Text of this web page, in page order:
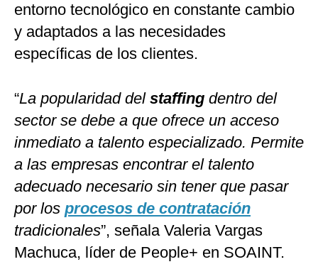
entorno tecnológico en constante cambio
y adaptados a las necesidades
específicas de los clientes.
“La popularidad del staffing dentro del
sector se debe a que ofrece un acceso
inmediato a talento especializado. Permite
a las empresas encontrar el talento
adecuado necesario sin tener que pasar
por los procesos de contratación
tradicionales”, señala Valeria Vargas
Machuca, líder de People+ en SOAINT.